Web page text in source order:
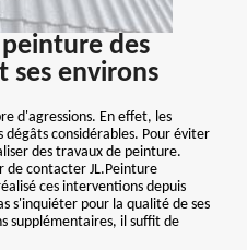
des
ses environs
d'agressions. En effet, les
dégâts considérables. Pour éviter
des travaux de peinture.
de contacter JL.Peinture
ces interventions depuis
s'inquiéter pour la qualité de ses
supplémentaires, il suffit de